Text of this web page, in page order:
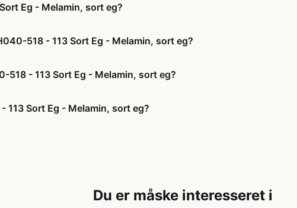
Eg - Melamin, sort eg?
518 - 113 Sort Eg - Melamin, sort eg?
- 113 Sort Eg - Melamin, sort eg?
113 Sort Eg - Melamin, sort eg?
Du er måske interesseret i